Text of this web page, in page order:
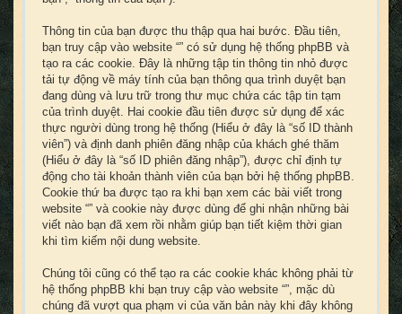
Thông tin của bạn được thu thập qua hai bước. Đầu tiên,
bạn truy cập vào website “” có sử dụng hệ thống phpBB và
tạo ra các cookie. Đây là những tập tin thông tin nhỏ được
tải tự động về máy tính của bạn thông qua trình duyệt bạn
đang dùng và lưu trữ trong thư mục chứa các tập tin tạm
của trình duyệt. Hai cookie đầu tiên được sử dụng để xác
thực người dùng trong hệ thống (Hiểu ở đây là “số ID thành
viên”) và định danh phiên đăng nhập của khách ghé thăm
(Hiểu ở đây là “số ID phiên đăng nhập”), được chỉ định tự
động cho tài khoản thành viên của bạn bởi hệ thống phpBB.
Cookie thứ ba được tạo ra khi bạn xem các bài viết trong
website “” và cookie này được dùng để ghi nhận những bài
viết nào bạn đã xem rồi nhằm giúp bạn tiết kiệm thời gian
khi tìm kiếm nội dung website.
Chúng tôi cũng có thể tạo ra các cookie khác không phải từ
hệ thống phpBB khi bạn truy cập vào website “”, mặc dù
chúng đã vượt qua phạm vi của văn bản này khi đây không